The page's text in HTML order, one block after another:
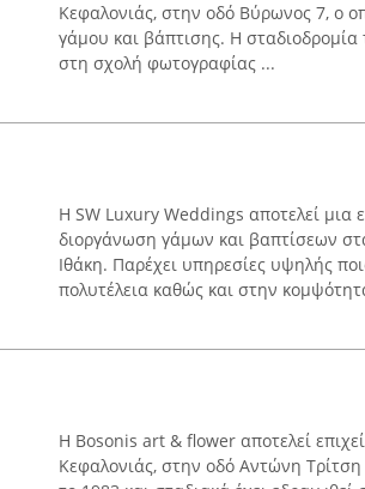
Κεφαλονιάς, στην οδό Βύρωνος 7, ο
γάμου και βάπτισης. Η σταδιοδρομία
στη σχολή φωτογραφίας ...
Η SW Luxury Weddings αποτελεί μια
διοργάνωση γάμων και βαπτίσεων
Ιθάκη. Παρέχει υπηρεσίες υψηλής
πολυτέλεια καθώς και στην
Η Bosonis art & flower αποτελεί
Κεφαλονιάς, στην οδό Αντώνη